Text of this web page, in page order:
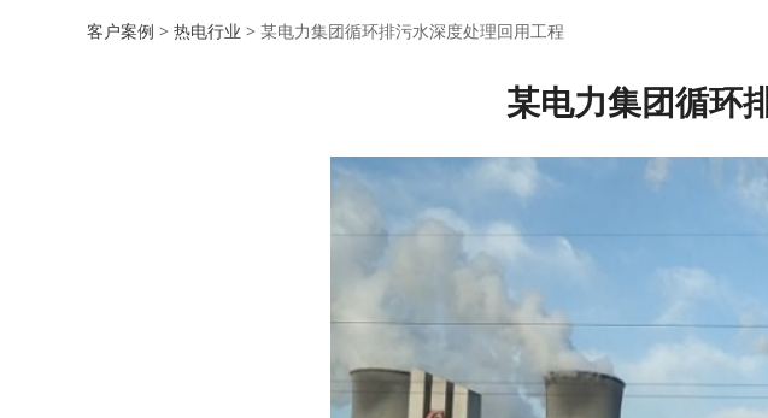
客户案例 > 热电行业 > 某电力集团循环排污水深度处理回用工程
某电力集团循环